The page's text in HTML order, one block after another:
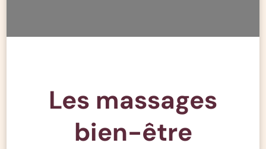
Les massages
bien-être